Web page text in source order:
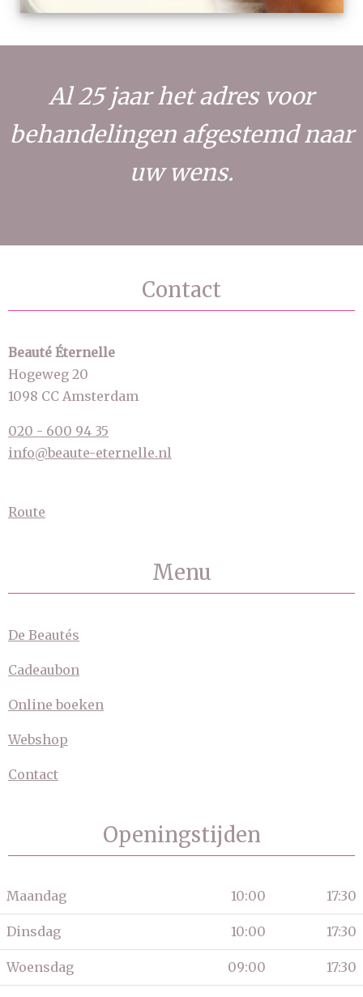
Al 25 jaar het adres voor
behandelingen afgestemd naar
uw wens.
Contact
Beauté Éternelle
Hogeweg 20
1098 CC Amsterdam
020 - 600 94 35
info@beaute-eternelle.nl
Route
Menu
De Beautés
Cadeaubon
Online boeken
Webshop
Contact
Openingstijden
Maandag 10:00 17:30
Dinsdag 10:00 17:30
Woensdag 09:00 17:30